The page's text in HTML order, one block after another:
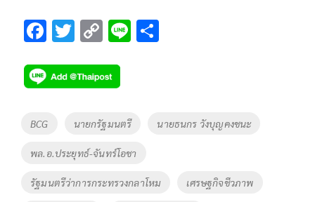
F
e
b
o
k
T
tt
er
C
p
y
Li
n
k
Li
Tags
BCG นายกรัฐมนตรี นายธนกร วังบุญคงชนะ
พล.อ.ประยุทธ์-จันทร์โอชา
รัฐมนตรีว่าการกระทรวงกลาโหม เศรษฐกิจชีวภาพ